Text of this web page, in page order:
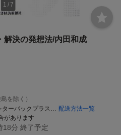
1 /7
解決の発想法/内田和成
を除く）
「ゆうパック」「レターパックプラス」「ゆうパケット」又は「ゆうメール」 配送方法一覧
があります
18分 終了予定